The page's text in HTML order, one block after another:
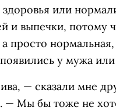
или
и выпечки, потому
а просто
у мужа
— сказали мне
— Мы бы тоже не